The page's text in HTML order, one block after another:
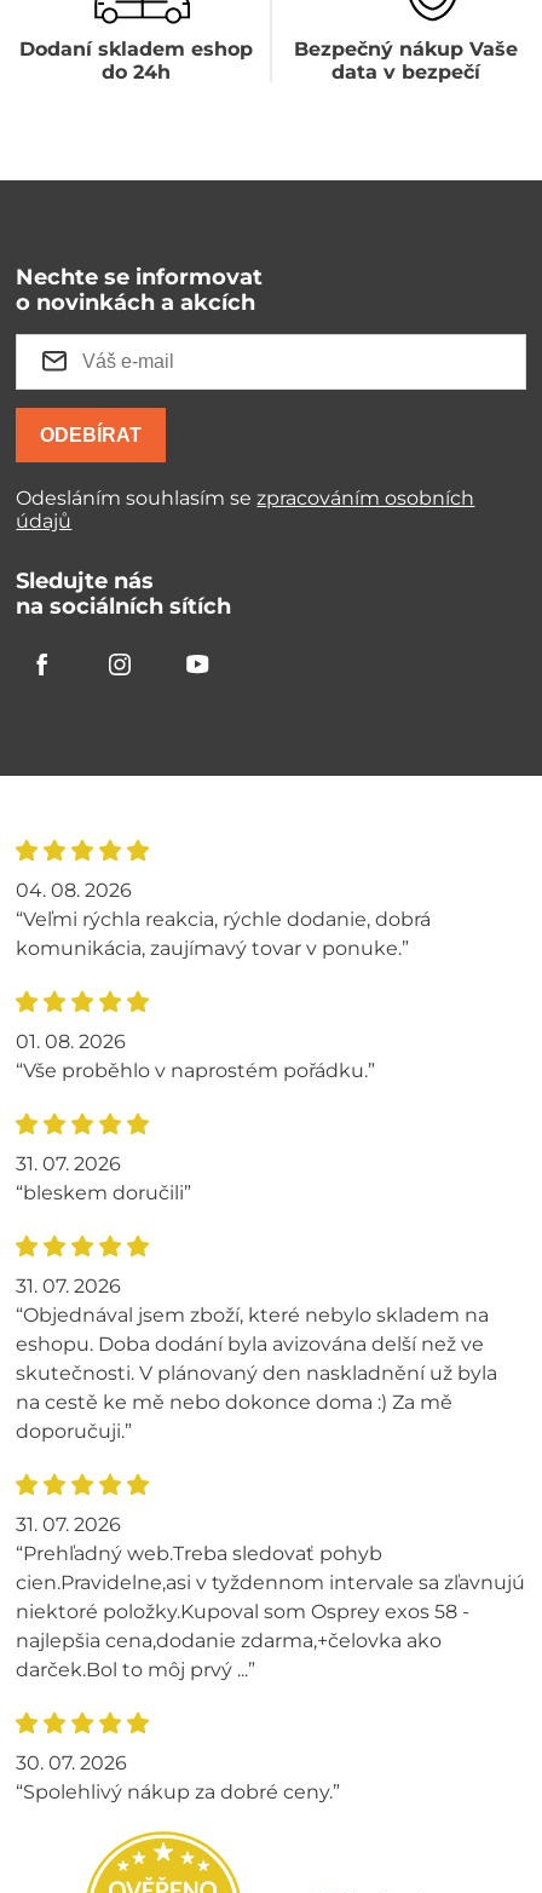
Dodaní skladem eshop
do 24h
Bezpečný nákup Vaše
data v bezpečí
Nechte se informovat
o novinkách a akcích
ODEBÍRAT
Odesláním souhlasím sezpracováním osobních
údajů
Sledujte nás
na sociálních sítích
04. 08. 2026
“Veľmi rýchla reakcia, rýchle dodanie, dobrá
komunikácia, zaujímavý tovar v ponuke.”
01. 08. 2026
“Vše proběhlo v naprostém pořádku.”
31. 07. 2026
“bleskem doručili”
31. 07. 2026
“Objednával jsem zboží, které nebylo skladem na
eshopu. Doba dodání byla avizována delší než ve
skutečnosti. V plánovaný den naskladnění už byla
na cestě ke mě nebo dokonce doma :) Za mě
doporučuji.”
31. 07. 2026
“Prehľadný web.Treba sledovať pohyb
cien.Pravidelne,asi v tyždennom intervale sa zľavnujú
niektoré položky.Kupoval som Osprey exos 58 -
najlepšia cena,dodanie zdarma,+čelovka ako
darček.Bol to môj prvý ...”
30. 07. 2026
“Spolehlivý nákup za dobré ceny.”